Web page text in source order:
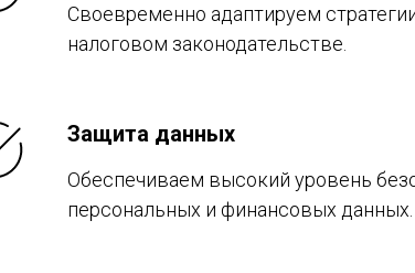
Своевременно адаптируем
налоговом законодательстве.
Защита данных
Обеспечиваем высокий уровень
персональных и финансовых данных.